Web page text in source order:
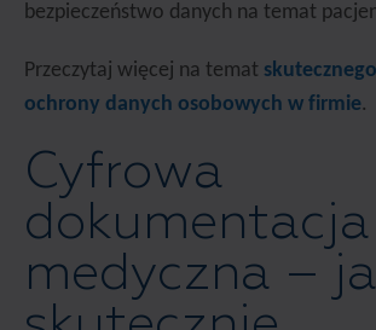
bezpieczeństwo danych na temat
Przeczytaj więcej na temat
ochrony danych osobowych w firmie.
Cyfrowa
dokumentacja
medyczna –